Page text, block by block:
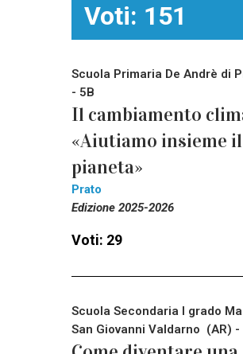
Voti: 151
Scuola Primaria De Andrè di
- 5B
Il cambiamento
«Aiutiamo insieme il
pianeta»
Prato
Edizione 2025-2026
Voti: 29
Scuola Secondaria I grado
San Giovanni Valdarno (AR) -